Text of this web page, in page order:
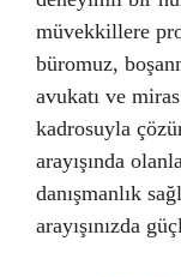
müvekkillere
büromuz,
avukatı ve
kadrosuyla
arayışında
danışmanlık
arayışınızda